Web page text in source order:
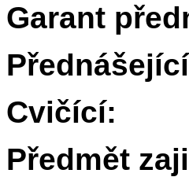
Garant
Cvičící:
Předmět